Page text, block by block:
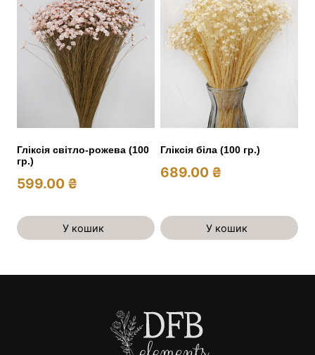
Гліксія світло-рожева (100
гр.)
599.00 ₴
У кошик
Гліксія біла (100 гр.)
689.00 ₴
У кошик